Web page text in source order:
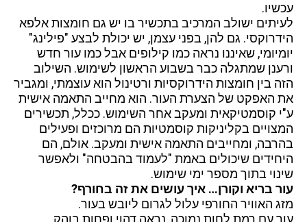
עכשיו.
לעיתים ישולב המרכיב בתכשיר בו יש גם חומצות אלפא
הידרוקסי. גם להן, בפני עצמן, יש יכולת לבצע "פילינג"
יומיומי, שאיננו נראה כמו קילופים אבל כמו עור חדש
ורענן שמתגלה כבר בשבוע הראשון לשימוש. השילוב
הזה בין חומצות הידרוקסיות ורטינול הוא עוצמתי, ומגביר
את האפקט של הצערת העור. הוא מחייב התאמה אישית
ע"י קוסמטיקאית ומעקב אחר השימוש. ככלל, תכשירים
המצויים בקליניקות קוסמטיות הם מרוכזים ופעילים
בהרבה, ומחייבים התאמה אישית ומעקב. אולם, הם
היחידים שיכולים באמת "לעמוד בהבטחה" ולאפשר
שינוי בתוך מספר ימי שימוש.
עור בריא וקורן… איך עושים את זה בחורף?
מזג האוויר החורפי עלול לגרום ליובש בעור.
עור עם רמת לחות נמוכה, נראה דהוי ופחות בוהק